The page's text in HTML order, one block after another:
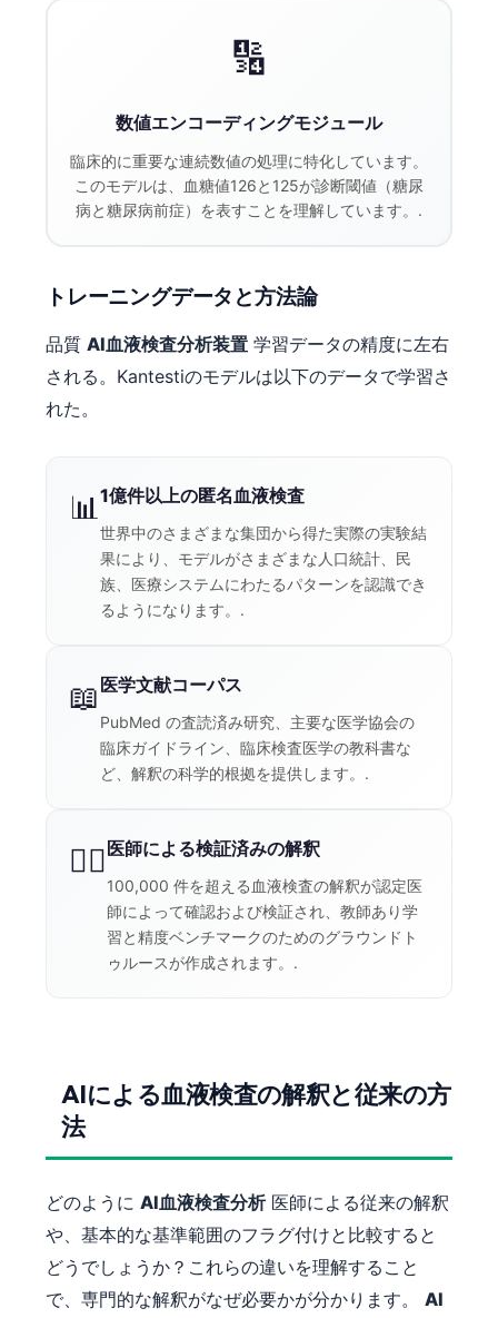
🔢
数値エンコーディングモジュール
臨床的に重要な連続数値の処理に特化しています。
このモデルは、血糖値126と125が診断閾値（糖尿
病と糖尿病前症）を表すことを理解しています。.
トレーニングデータと方法論
品質 AI血液検査分析装置 学習データの精度に左右
される。Kantestiのモデルは以下のデータで学習さ
れた。
📊1億件以上の匿名血液検査
世界中のさまざまな集団から得た実際の実験結
果により、モデルがさまざまな人口統計、民
族、医療システムにわたるパターンを認識でき
るようになります。.
📖 医学文献コーパス
PubMed の査読済み研究、主要な医学協会の
臨床ガイドライン、臨床検査医学の教科書な
ど、解釈の科学的根拠を提供します。.
👨‍⚕️医師による検証済みの解釈
100,000 件を超える血液検査の解釈が認定医
師によって確認および検証され、教師あり学
習と精度ベンチマークのためのグラウンドト
ゥルースが作成されます。.
AIによる血液検査の解釈と従来の方
法
どのように AI血液検査分析医師による従来の解釈
や、基本的な基準範囲のフラグ付けと比較すると
どうでしょうか？これらの違いを理解すること
で、専門的な解釈がなぜ必要かが分かります。 AI
Shqip
বাংলা
اردو
मराठी
తెలుగు
ગુજરાતી
Bahasa Melayu
Tiếng Việt
Tagalog
Kiswahili
አማርኛ
Українська
Català
Қазақ тілі
Suomi
Hrvatski
پښتو
سنڌي
Latviešu valoda
Македонски јазик
Euskara